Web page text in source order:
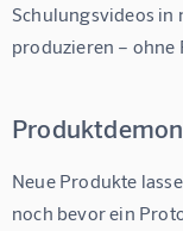
Schulungsvideos in
produzieren – ohne
Neue Produkte
noch bevor ein